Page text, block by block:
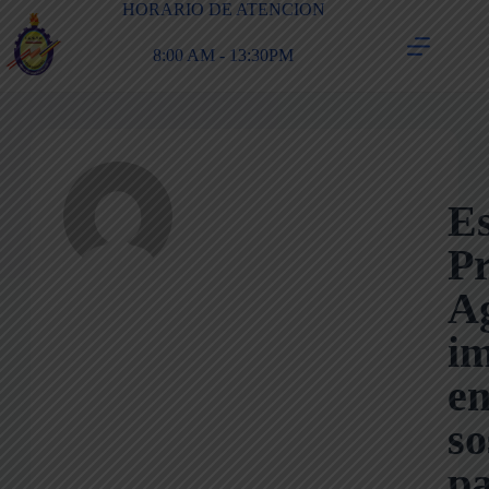
HORARIO DE ATENCION
8:00 AM - 13:30PM